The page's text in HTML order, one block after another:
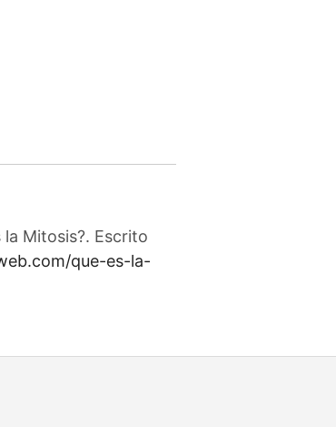
Mitosis?. Escrito
que-es-la-